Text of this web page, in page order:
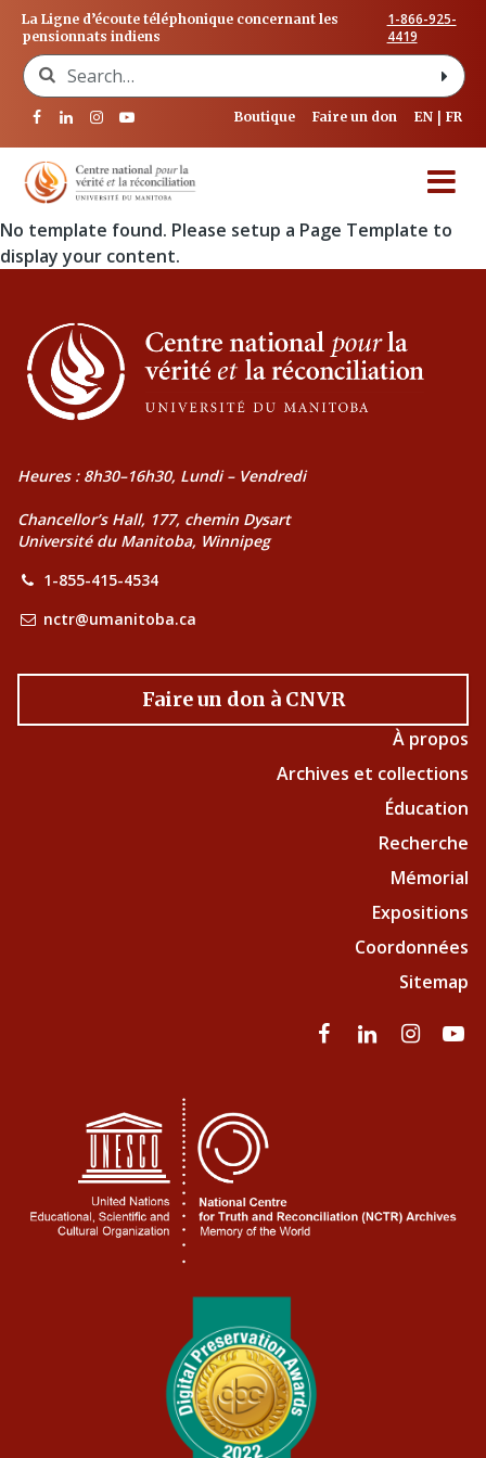
La Ligne d’écoute téléphonique concernant les
pensionnats indiens
1-866-925-
4419
Search for:
Boutique Faire un don EN FR
No template found. Please setup a Page Template to
display your content.
Heures : 8h30–16h30, Lundi – Vendredi
Chancellor’s Hall, 177, chemin Dysart
Université du Manitoba, Winnipeg
1-855-415-4534
nctr@umanitoba.ca
Faire un don à CNVR
À propos
Archives et collections
Éducation
Recherche
Mémorial
Expositions
Coordonnées
Sitemap